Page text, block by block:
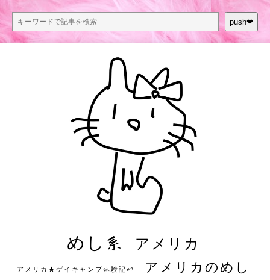
push❤︎
めし系 アメリカ
アメリカ★ゲイキャンプ体験記S3 アメリカのめし